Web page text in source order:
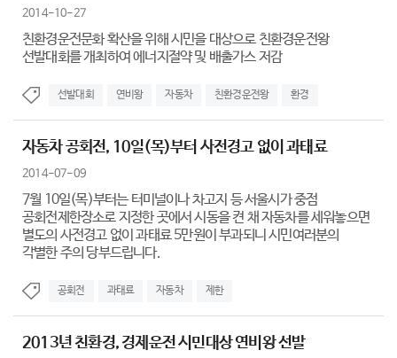
2014-10-27
친환경운전문화 확산을 위해 시민을 대상으로 친환경운전왕
선발대회를 개최하여 에너지절약 및 배출가스 저감
선발대회 연비왕 자동차 친환경운전왕 환경
자동차 공회전, 10일(목)부터 사전경고 없이 과태료
2014-07-09
7월 10일(목)부터는 터미널이나 차고지 등 서울시가 중점
공회전제한장소로 지정한 곳에서 시동을 켠 채 자동차를 세워놓으면
별도의 사전경고 없이 과태료 5만원이 부과되니 시민여러분의
각별한 주의 당부드립니다.
공회전 과태료 자동차 제한
2013년 친환경, 경제운전 시민대상 연비왕 선발